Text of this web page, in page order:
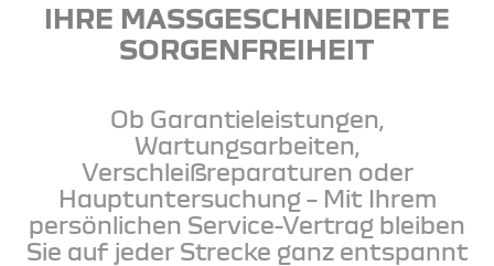
IHRE MASSGESCHNEIDERTE S
ORGENFREIHEIT
Ob Garantieleistungen,
Wartungsarbeiten,
Verschleißreparaturen oder
Hauptuntersuchung – Mit Ihrem
persönlichen Service-Vertrag bleiben
Sie auf jeder Strecke ganz entspannt